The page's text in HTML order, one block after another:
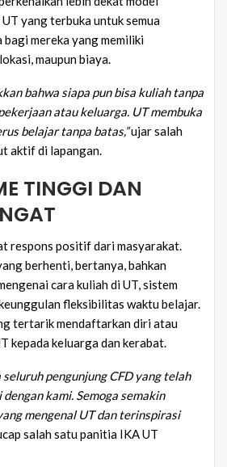
yang terbuka untuk semua
mereka yang memiliki
maupun biaya.
bahwa siapa pun bisa kuliah tanpa
atau keluarga. UT membuka
belajar tanpa batas,”ujar salah
aktif di lapangan.
TINGGI DAN
respons positif dari masyarakat.
berhenti, bertanya, bahkan
cara kuliah di UT, sistem
fleksibilitas waktu belajar.
tertarik mendaftarkan diri atau
kepada keluarga dan kerabat.
seluruh pengunjung CFD yang telah
kami. Semoga semakin
mengenal UT dan terinspirasi
salah satu panitia IKA UT